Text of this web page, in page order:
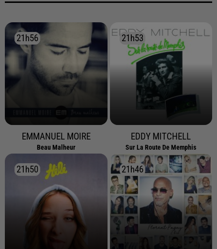
21h56
21h56
EMMANUEL MOIRE
Beau Malheur
21h53
21h53
EDDY MITCHELL
Sur La Route De Memphis
21h50
21h50 21h46
21h46